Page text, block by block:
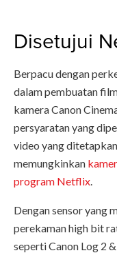
Disetujui
Berpacu dengan
dalam pembuatan
kamera Canon
persyaratan yang
video yang
memungkinkan
program Netflix
Dengan sensor yang
perekaman high bit
seperti Canon Log 2